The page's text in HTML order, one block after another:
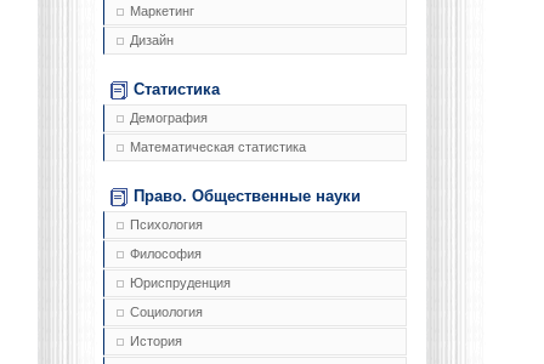
Маркетинг
Дизайн
Статистика
Демография
Математическая статистика
Право. Общественные науки
Психология
Философия
Юриспруденция
Социология
История